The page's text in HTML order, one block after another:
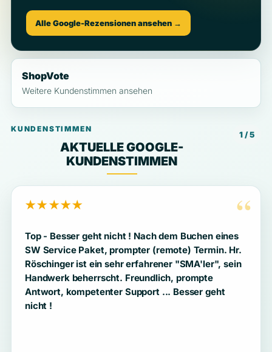
Alle Google-Rezensionen ansehen →
ShopVote
Weitere Kundenstimmen ansehen
KUNDENSTIMMEN
AKTUELLE GOOGLE-
KUNDENSTIMMEN
1 / 5
“
★★★★★
Top - Besser geht nicht ! Nach dem Buchen eines
SW Service Paket, prompter (remote) Termin. Hr.
Röschinger ist ein sehr erfahrener "SMA'ler", sein
Handwerk beherrscht. Freundlich, prompte
Antwort, kompetenter Support ... Besser geht
nicht !